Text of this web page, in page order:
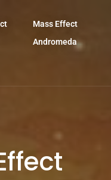
Mass Effect
Andromeda